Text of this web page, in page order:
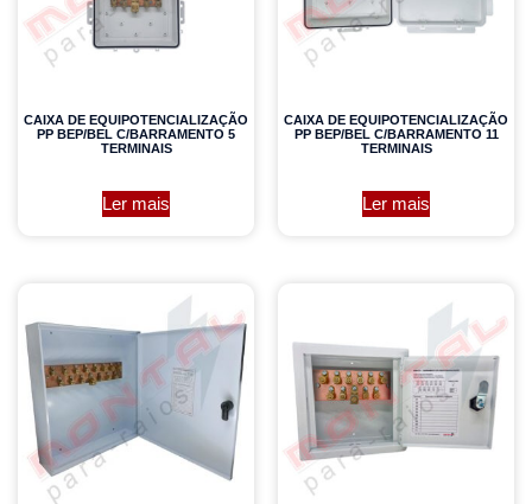
CAIXA DE EQUIPOTENCIALIZAÇÃO
PP BEP/BEL C/BARRAMENTO 5
TERMINAIS
Ler mais
CAIXA DE EQUIPOTENCIALIZAÇÃO
PP BEP/BEL C/BARRAMENTO 11
TERMINAIS
Ler mais